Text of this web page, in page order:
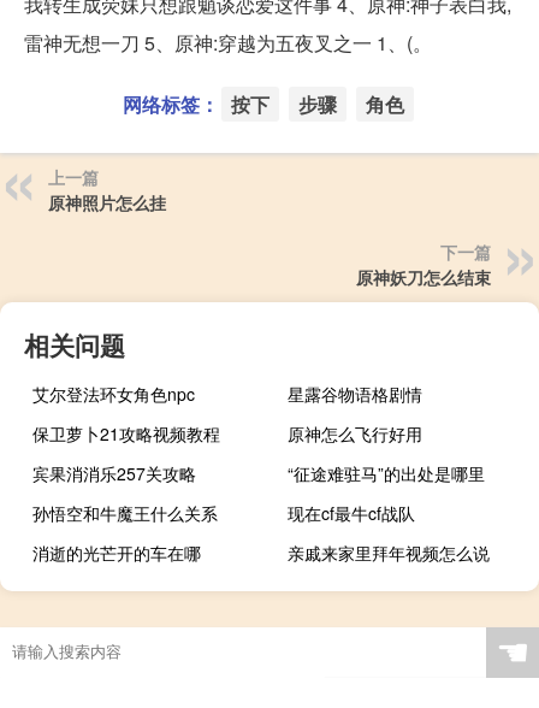
雷神无想一刀 5、原神:穿越为五夜叉之一 1、(。
网络标签： 按下 步骤 角色
上一篇
原神照片怎么挂
下一篇
原神妖刀怎么结束
相关问题
艾尔登法环女角色npc
星露谷物语格剧情
保卫萝卜21攻略视频教程
原神怎么飞行好用
宾果消消乐257关攻略
“征途难驻马”的出处是哪里
孙悟空和牛魔王什么关系
现在cf最牛cf战队
消逝的光芒开的车在哪
亲戚来家里拜年视频怎么说
☚